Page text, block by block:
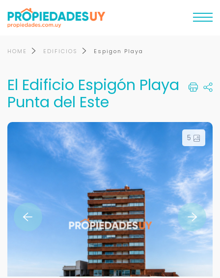
HOME EDIFICIOS Espigon Playa
El Edificio Espigón Playa
Punta del Este
5